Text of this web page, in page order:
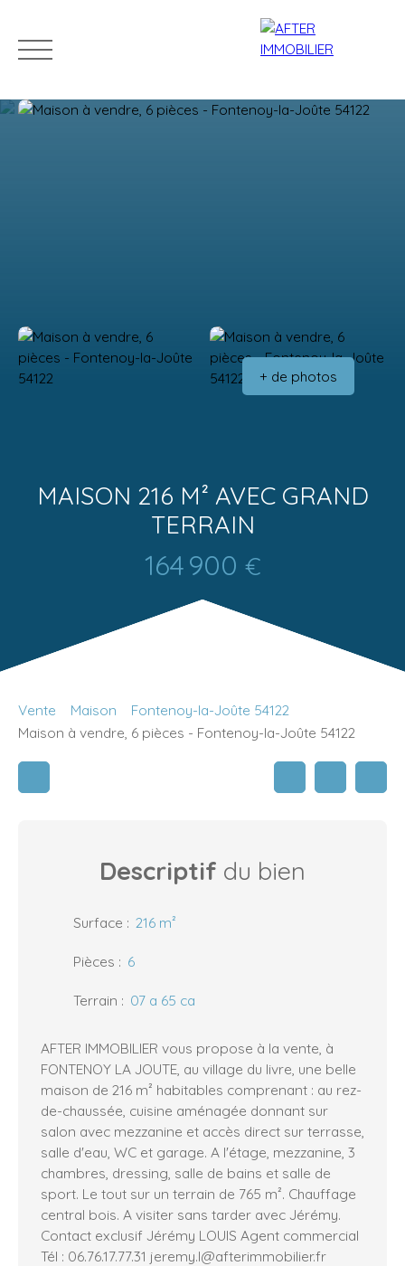
Estimation
+ de photos
MAISON 216 M² AVEC GRAND
TERRAIN
164 900 €
Vente Maison
Fontenoy-la-Joûte 54122
Maison à vendre, 6 pièces - Fontenoy-la-Joûte 54122
Descriptif du bien
Surface : 216 m²
Pièces : 6
Terrain : 07 a 65 ca
AFTER IMMOBILIER vous propose à la vente, à
FONTENOY LA JOUTE, au village du livre, une belle
maison de 216 m² habitables comprenant : au rez-
de-chaussée, cuisine aménagée donnant sur
salon avec mezzanine et accès direct sur terrasse,
salle d'eau, WC et garage. A l'étage, mezzanine, 3
chambres, dressing, salle de bains et salle de
sport. Le tout sur un terrain de 765 m². Chauffage
central bois. A visiter sans tarder avec Jérémy.
Contact exclusif Jérémy LOUIS Agent commercial
Tél : 06.76.17.77.31 jeremy.l@afterimmobilier.fr